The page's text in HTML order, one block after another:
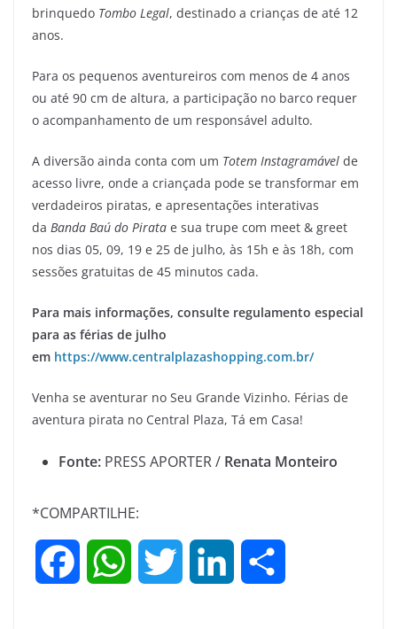
brinquedo Tombo Legal, destinado a crianças de até 12
anos.
Para os pequenos aventureiros com menos de 4 anos
ou até 90 cm de altura, a participação no barco requer
o acompanhamento de um responsável adulto.
A diversão ainda conta com um Totem Instagramável de
acesso livre, onde a criançada pode se transformar em
verdadeiros piratas, e apresentações interativas
da Banda Baú do Pirata e sua trupe com meet & greet
nos dias 05, 09, 19 e 25 de julho, às 15h e às 18h, com
sessões gratuitas de 45 minutos cada.
Para mais informações, consulte regulamento especial
para as férias de julho
em https://www.centralplazashopping.com.br/
Venha se aventurar no Seu Grande Vizinho. Férias de
aventura pirata no Central Plaza, Tá em Casa!
Fonte: PRESS APORTER / Renata Monteiro
*COMPARTILHE: